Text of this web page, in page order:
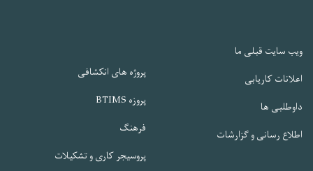
ویب سایت قبلی ما
اعلانات کاریابی
داوطلبی ها
اطلاع رسانی و گزارشات
پروژه های انکشافی
پروزه BTIMS
فرهنگ
پروسیجر کاری و تشکیلات